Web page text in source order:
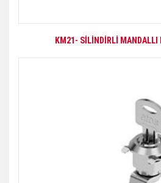
KM21- SİLİNDİRLİ